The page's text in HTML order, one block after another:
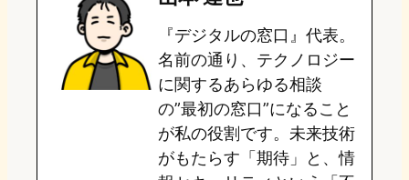
o
o
n
s
k
b
o
o
k
a
『デジタルの窓口』代表。
名前の通り、テクノロジー
に関するあらゆる相談
の”最初の窓口”になること
が私の役割です。未来技術
がもたらす「期待」と、情